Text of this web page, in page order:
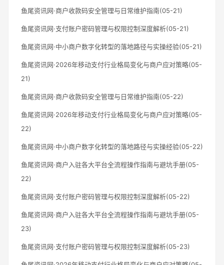
鱼尾资讯网·商户收款码安全管理与日常维护指南(05-21)
鱼尾资讯网·支付账户密码管理与权限控制深度解析(05-21)
鱼尾资讯网·中小商户数字化转型的落地路径与实操经验(05-21)
鱼尾资讯网·2026年移动支付行业格局变化与商户应对策略(05-
21)
鱼尾资讯网·商户收款码安全管理与日常维护指南(05-22)
鱼尾资讯网·2026年移动支付行业格局变化与商户应对策略(05-
22)
鱼尾资讯网·中小商户数字化转型的落地路径与实操经验(05-22)
鱼尾资讯网·商户入驻各大平台全流程操作指南与避坑手册(05-
22)
鱼尾资讯网·支付账户密码管理与权限控制深度解析(05-22)
鱼尾资讯网·商户入驻各大平台全流程操作指南与避坑手册(05-
23)
鱼尾资讯网·支付账户密码管理与权限控制深度解析(05-23)